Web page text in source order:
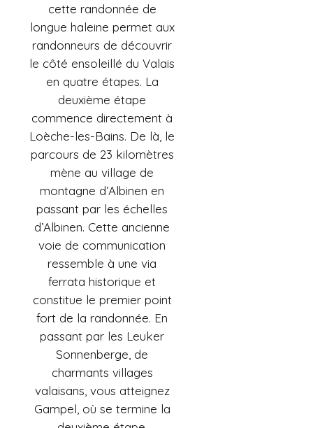
cette randonnée de
longue haleine permet aux
randonneurs de découvrir
le côté ensoleillé du Valais
en quatre étapes. La
deuxième étape
commence directement à
Loèche-les-Bains. De là, le
parcours de 23 kilomètres
mène au village de
montagne d’Albinen en
passant par les échelles
d’Albinen. Cette ancienne
voie de communication
ressemble à une via
ferrata historique et
constitue le premier point
fort de la randonnée. En
passant par les Leuker
Sonnenberge, de
charmants villages
valaisans, vous atteignez
Gampel, où se termine la